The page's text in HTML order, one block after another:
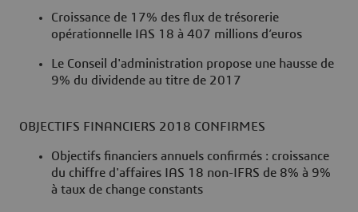
Croissance de 17% des flux de trésorerie
opérationnelle IAS 18 à 407 millions d’euros
Le Conseil d'administration propose une hausse de
9% du dividende au titre de 2017
OBJECTIFS FINANCIERS 2018 CONFIRMES
Objectifs financiers annuels confirmés : croissance
du chiffre d'affaires IAS 18 non-IFRS de 8% à 9%
à taux de change constants